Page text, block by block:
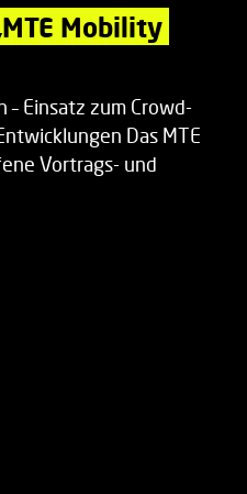
Mobility
Einsatz zum Crowd-
Das MTE
Vortrags- und